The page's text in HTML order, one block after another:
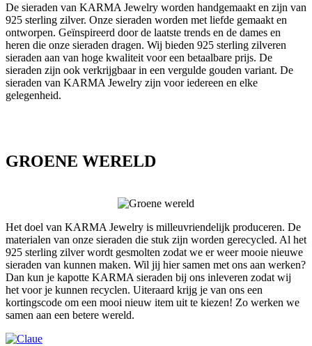
De sieraden van KARMA Jewelry worden handgemaakt en zijn van
925 sterling zilver. Onze sieraden worden met liefde gemaakt en
ontworpen. Geïnspireerd door de laatste trends en de dames en
heren die onze sieraden dragen. Wij bieden 925 sterling zilveren
sieraden aan van hoge kwaliteit voor een betaalbare prijs. De
sieraden zijn ook verkrijgbaar in een vergulde gouden variant. De
sieraden van KARMA Jewelry zijn voor iedereen en elke
gelegenheid.
GROENE WERELD
Het doel van KARMA Jewelry is milleuvriendelijk produceren. De
materialen van onze sieraden die stuk zijn worden gerecycled. Al het
925 sterling zilver wordt gesmolten zodat we er weer mooie nieuwe
sieraden van kunnen maken. Wil jij hier samen met ons aan werken?
Dan kun je kapotte KARMA sieraden bij ons inleveren zodat wij
het voor je kunnen recyclen. Uiteraard krijg je van ons een
kortingscode om een mooi nieuw item uit te kiezen! Zo werken we
samen aan een betere wereld.